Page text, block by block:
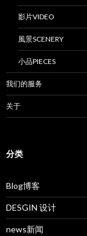
影片VIDEO
風景SCENERY
小品PIECES
我们的服务
关于
分类
Blog博客
DESGIN 设计
news新闻